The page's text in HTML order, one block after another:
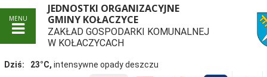
MENU
JEDNOSTKI ORGANIZACYJNE
GMINY KOŁACZYCE
ZAKŁAD GOSPODARKI KOMUNALNEJ
W KOŁACZYCACH
Dziś: 23°C, intensywne opady deszczu